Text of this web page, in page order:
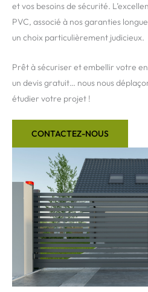
et vos besoins de sécurité.
PVC, associé à nos garanties
un choix particulièrement judicieux.
Prêt à sécuriser et embellir votre
un devis gratuit… nous nous
étudier votre projet !
CONTACTEZ-NOUS